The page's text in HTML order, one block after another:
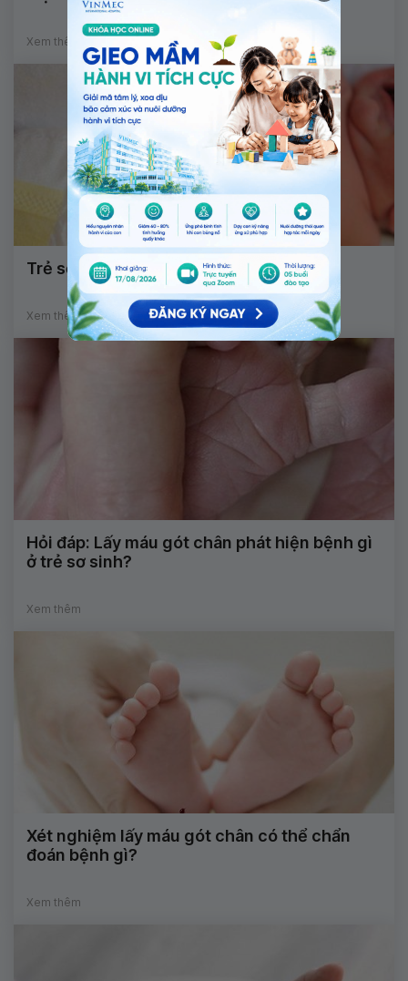
Xem thêm
Trẻ sơ sinh rụng rốn phải làm sao?
Xem thêm
Hỏi đáp: Lấy máu gót chân phát hiện bệnh gì
ở trẻ sơ sinh?
Xem thêm
Xét nghiệm lấy máu gót chân có thể chẩn
đoán bệnh gì?
Xem thêm